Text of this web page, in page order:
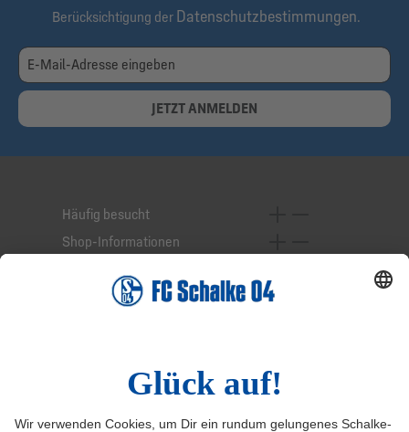
Berücksichtigung der Datenschutzbestimmungen.
JETZT ANMELDEN
Häufig besucht
Shop-Informationen
Service-Hotline